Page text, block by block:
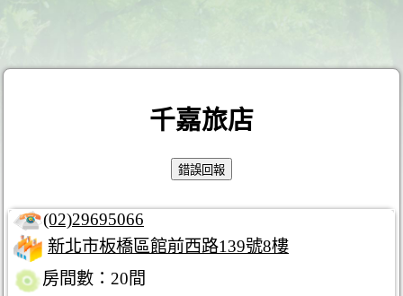
千嘉旅店
(02)29695066
新北市板橋區館前西路139號8樓
房間數：20間